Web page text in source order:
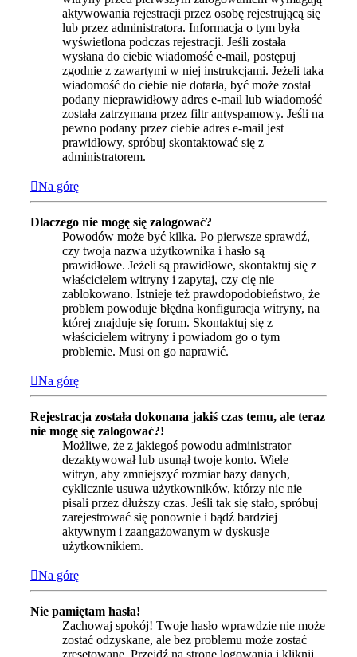
aktywowania rejestracji przez osobę rejestrującą się
lub przez administratora. Informacja o tym była
wyświetlona podczas rejestracji. Jeśli została
wysłana do ciebie wiadomość e-mail, postępuj
zgodnie z zawartymi w niej instrukcjami. Jeżeli taka
wiadomość do ciebie nie dotarła, być może został
podany nieprawidłowy adres e-mail lub wiadomość
została zatrzymana przez filtr antyspamowy. Jeśli na
pewno podany przez ciebie adres e-mail jest
prawidłowy, spróbuj skontaktować się z
administratorem.
Na górę
Dlaczego nie mogę się zalogować?
Powodów może być kilka. Po pierwsze sprawdź,
czy twoja nazwa użytkownika i hasło są
prawidłowe. Jeżeli są prawidłowe, skontaktuj się z
właścicielem witryny i zapytaj, czy cię nie
zablokowano. Istnieje też prawdopodobieństwo, że
problem powoduje błędna konfiguracja witryny, na
której znajduje się forum. Skontaktuj się z
właścicielem witryny i powiadom go o tym
problemie. Musi on go naprawić.
Na górę
Rejestracja została dokonana jakiś czas temu, ale teraz
nie mogę się zalogować?!
Możliwe, że z jakiegoś powodu administrator
dezaktywował lub usunął twoje konto. Wiele
witryn, aby zmniejszyć rozmiar bazy danych,
cyklicznie usuwa użytkowników, którzy nic nie
pisali przez dłuższy czas. Jeśli tak się stało, spróbuj
zarejestrować się ponownie i bądź bardziej
aktywnym i zaangażowanym w dyskusje
użytkownikiem.
Na górę
Nie pamiętam hasła!
Zachowaj spokój! Twoje hasło wprawdzie nie może
zostać odzyskane, ale bez problemu może zostać
zresetowane. Przejdź na stronę logowania i kliknij